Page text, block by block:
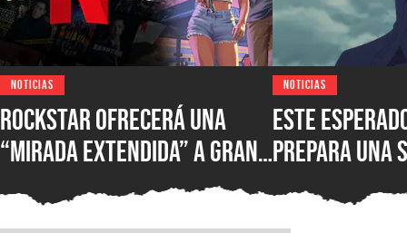
NOTICIAS
Rockstar ofrecerá una
“mirada extendida” a Grand
pero necesitarás una
NOTICIAS
Este
prepara una
septiembre
Kaiju No. 8